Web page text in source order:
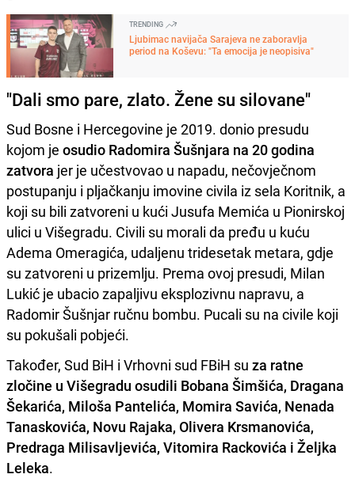
TRENDING
Ljubimac navijača Sarajeva ne zaboravlja
period na Koševu: "Ta emocija je neopisiva"
"Dali smo pare, zlato. Žene su silovane"
Sud Bosne i Hercegovine je 2019. donio presudu
kojom je osudio Radomira Šušnjara na 20 godina
zatvora jer je učestvovao u napadu, nečovječnom
postupanju i pljačkanju imovine civila iz sela Koritnik, a
koji su bili zatvoreni u kući Jusufa Memića u Pionirskoj
ulici u Višegradu. Civili su morali da pređu u kuću
Adema Omeragića, udaljenu tridesetak metara, gdje
su zatvoreni u prizemlju. Prema ovoj presudi, Milan
Lukić je ubacio zapaljivu eksplozivnu napravu, a
Radomir Šušnjar ručnu bombu. Pucali su na civile koji
su pokušali pobjeći.
Također, Sud BiH i Vrhovni sud FBiH su za ratne
zločine u Višegradu osudili Bobana Šimšića, Dragana
Šekarića, Miloša Pantelića, Momira Savića, Nenada
Tanaskovića, Novu Rajaka, Olivera Krsmanovića,
Predraga Milisavljevića, Vitomira Rackovića i Željka
Leleka.